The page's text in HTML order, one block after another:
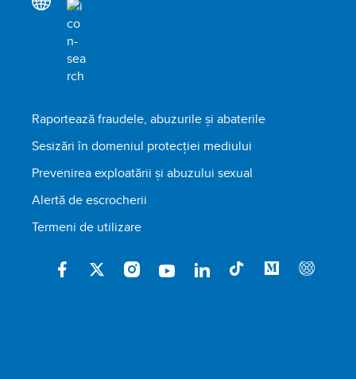
Raportează fraudele, abuzurile și abaterile
Sesizări în domeniul protecției mediului
Prevenirea exploatării și abuzului sexual
Alertă de escrocherii
Termeni de utilizare